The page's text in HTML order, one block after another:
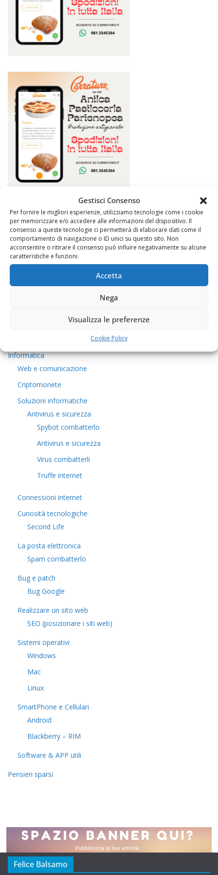
Gestisci Consenso
Per fornire le migliori esperienze, utilizziamo tecnologie come i cookie
per memorizzare e/o accedere alle informazioni del dispositivo. Il
consenso a queste tecnologie ci permetterà di elaborare dati come il
comportamento di navigazione o ID unici su questo sito. Non
acconsentire o ritirare il consenso può influire negativamente su alcune
caratteristiche e funzioni.
Accetta
Nega
Visualizza le preferenze
Cookie Policy
Argomenti
Chi sono
Come contattarmi
La buona cucina
Informatica
Web e comunicazione
Criptomonete
Soluzioni informatiche
Antivirus e sicurezza
Spybot combatterlo
Antivirus e sicurezza
Virus combatterli
Truffe internet
Connessioni internet
Curiosità tecnologiche
​Second Life
La posta elettronica
Spam combatterlo
Bug e patch
Bug Google
Realizzare un sito web
SEO (posizionare i siti web)
Sistemi operativi
Windows
Mac
Linux
SmartPhone e Cellulari
Android
Blackberry – RIM
Software & APP utili
Pensieri sparsi
Felice Balsamo